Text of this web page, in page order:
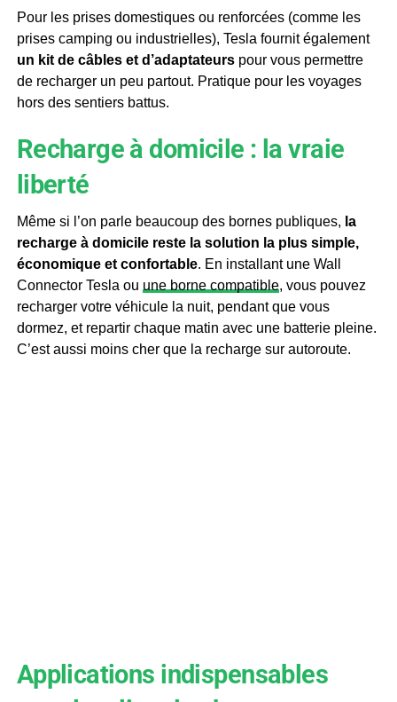
Pour les prises domestiques ou renforcées (comme les
prises camping ou industrielles), Tesla fournit également
un kit de câbles et d’adaptateurspour vous permettre
de recharger un peu partout. Pratique pour les voyages
hors des sentiers battus.
Recharge à domicile : la vraie
liberté
Même si l’on parle beaucoup des bornes publiques, la
recharge à domicile reste la solution la plus simple,
économique et confortable. En installant une Wall
Connector Tesla ou une borne compatible, vous pouvez
recharger votre véhicule la nuit, pendant que vous
dormez, et repartir chaque matin avec une batterie pleine.
C’est aussi moins cher que la recharge sur autoroute.
Applications indispensables